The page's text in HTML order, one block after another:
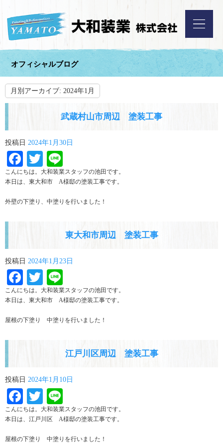
オフィシャルブログ
月別アーカイブ: 2024年1月
武蔵村山市周辺 塗装工事
投稿日 2024年1月30日
Facebook
Twitter
こんにちは。大和装業スタッフの池田です。
本日は、東大和市 A様邸の塗装工事です。
外壁の下塗り、中塗りを行いました！
東大和市周辺 塗装工事
投稿日 2024年1月23日
Facebook
Twitter
こんにちは。大和装業スタッフの池田です。
本日は、東大和市 A様邸の塗装工事です。
屋根の下塗り 中塗りを行いました！
江戸川区周辺 塗装工事
投稿日 2024年1月10日
Facebook
Twitter
こんにちは。大和装業スタッフの池田です。
本日は、江戸川区 A様邸の塗装工事です。
屋根の下塗り 中塗りを行いました！